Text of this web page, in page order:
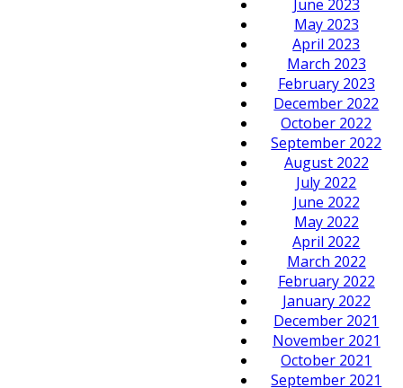
June 2023
May 2023
April 2023
March 2023
February 2023
December 2022
October 2022
September 2022
August 2022
July 2022
June 2022
May 2022
April 2022
March 2022
February 2022
January 2022
December 2021
November 2021
October 2021
September 2021